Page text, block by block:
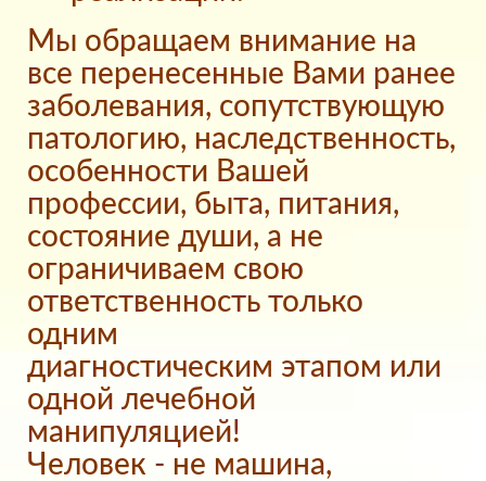
Мы обращаем внимание на
все перенесенные Вами ранее
заболевания, сопутствующую
патологию, наследственность,
особенности Вашей
профессии, быта, питания,
состояние души, а не
ограничиваем свою
ответственность только
одним
диагностическим этапом или
одной лечебной
манипуляцией!
Человек - не машина,